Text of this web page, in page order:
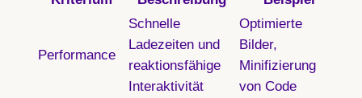
Performance
Schnelle
Ladezeiten und
reaktionsfähige
Interaktivität
Optimierte
Bilder,
Minifizierung
von Code